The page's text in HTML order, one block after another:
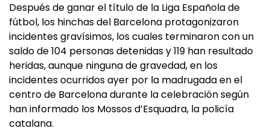
Después de ganar el título de la Liga Española de
fútbol, los hinchas del Barcelona protagonizaron
incidentes gravísimos, los cuales terminaron con un
saldo de 104 personas detenidas y 119 han resultado
heridas, aunque ninguna de gravedad, en los
incidentes ocurridos ayer por la madrugada en el
centro de Barcelona durante la celebración según
han informado los Mossos d’Esquadra, la policía
catalana.